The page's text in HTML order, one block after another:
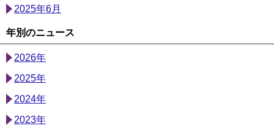
2025年6月
年別のニュース
2026年
2025年
2024年
2023年